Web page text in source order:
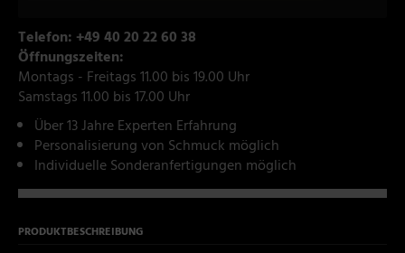
Telefon: +49 40 20 22 60 38
Öffnungszeiten:
Montags - Freitags 11.00 bis 19.00 Uhr
Samstags 11.00 bis 17.00 Uhr
Über 13 Jahre Experten Erfahrung
Personalisierung von Schmuck möglich
Individuelle Sonderanfertigungen möglich
PRODUKTBESCHREIBUNG